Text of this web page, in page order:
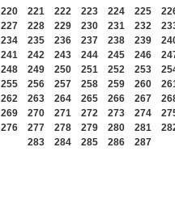
220
221 222 223 224 225
227
228 229 230 231 232
234
235 236 237 238 239
241
242 243 244 245 246
248
249 250 251 252 253
255
256 257 258 259 260
262
263 264 265 266 267
269
270 271 272 273 274
276
277 278 279 280 281
283
284 285 286 287